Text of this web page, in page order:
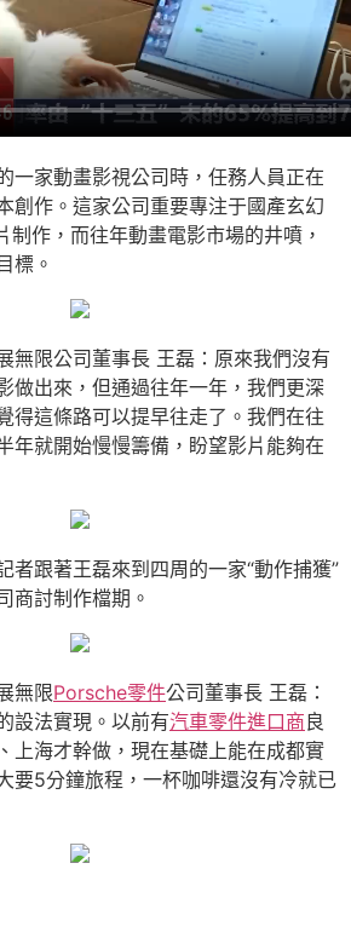
一家動畫影視公司時，任務人員正在
創作。這家公司重要專注于國產玄幻
制作，而往年動畫電影市場的井噴，
標。
無限公司董事長 王磊：原來我們沒有
做出來，但通過往年一年，我們更深
得這條路可以提早往走了。我們在往
年就開始慢慢籌備，盼望影片能夠在
者跟著王磊來到四周的一家“動作捕獲”
商討制作檔期。
無限Porsche零件公司董事長 王磊：
設法實現。以前有汽車零件進口商良
上海才幹做，現在基礎上能在成都實
要5分鐘旅程，一杯咖啡還沒有冷就已